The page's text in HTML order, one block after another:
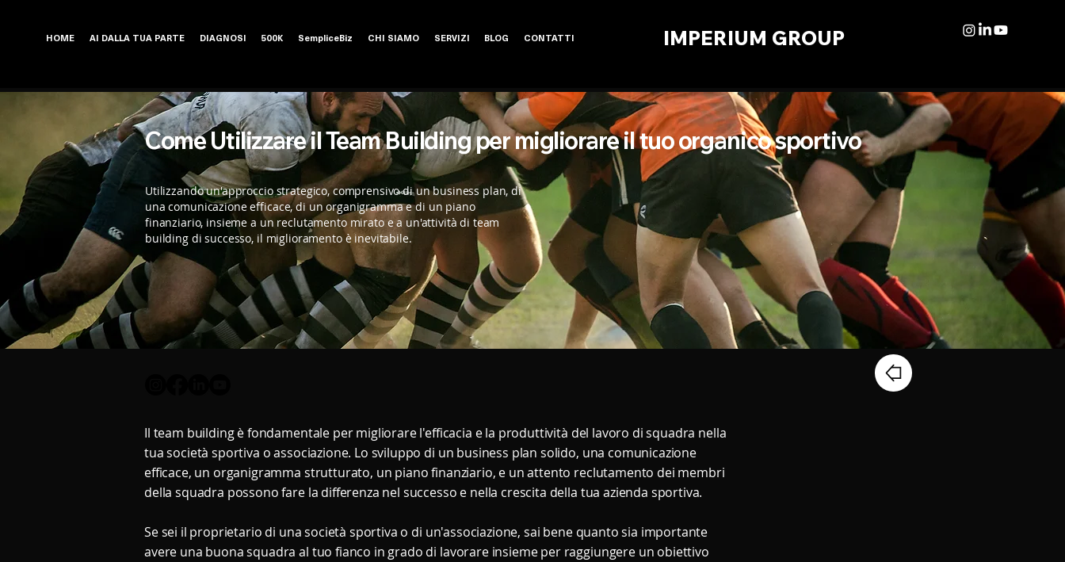
HOME AI DALLA TUA PARTE DIAGNOSI 500K SempliceBiz CHI SIAMO SERVIZI BLOG CONTATTI IMPERIUM GROUP
Come Utilizzare il Team Building per migliorare il tuoorganicosportivo
Utilizzando un'approccio strategico, comprensivo di un business plan, di
una comunicazione efficace, di un organigramma e di un piano
finanziario, insieme a un reclutamento mirato e a un'attività di team
building di successo, il miglioramento è inevitabile.
Il team building è fondamentale per migliorare l'efficacia e la produttività del lavoro di squadra nella
tua società sportiva o associazione. Lo sviluppo di un business plan solido, una comunicazione
efficace, un organigramma strutturato, un piano finanziario, e un attento reclutamento dei membri
della squadra possono fare la differenza nel successo e nella crescita della tua azienda sportiva.
Se sei il proprietario di una società sportiva o di un'associazione, sai bene quanto sia importante
avere una buona squadra al tuo fianco in grado di lavorare insieme per raggiungere un obiettivo